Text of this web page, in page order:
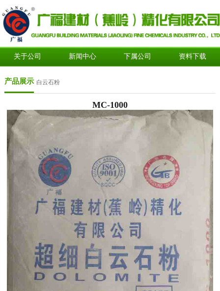
关于公司 新闻中心 下属公司 资料下载
产品展示 白云石粉
MC-1000